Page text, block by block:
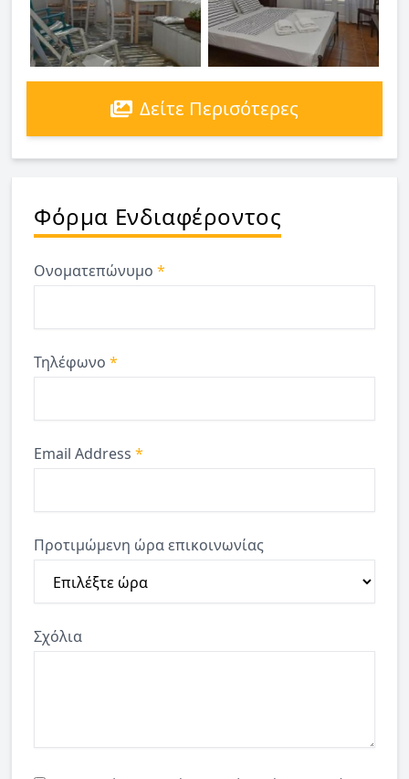
Δείτε Περισότερες
Φόρμα Ενδιαφέροντος
Ονοματεπώνυμο *
Τηλέφωνο *
Email Address *
Προτιμώμενη ώρα επικοινωνίας
Σχόλια